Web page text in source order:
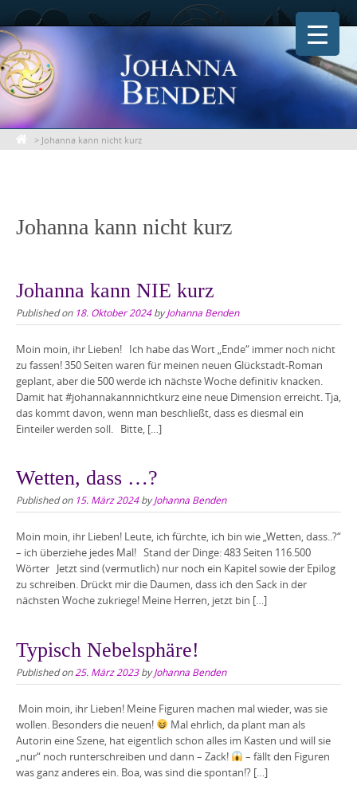
Skip
to
content
> Johanna kann nicht kurz
Johanna kann nicht kurz
Johanna kann NIE kurz
Published on 18. Oktober 2024byJohanna Benden
Moin moin, ihr Lieben! Ich habe das Wort „Ende“ immer noch nicht
zu fassen! 350 Seiten waren für meinen neuen Glückstadt-Roman
geplant, aber die 500 werde ich nächste Woche definitiv knacken.
Damit hat #johannakannnichtkurz eine neue Dimension erreicht. Tja,
das kommt davon, wenn man beschließt, dass es diesmal ein
Einteiler werden soll. Bitte, […]
Wetten, dass …?
Published on 15. März 2024byJohanna Benden
Moin moin, ihr Lieben! Leute, ich fürchte, ich bin wie „Wetten, dass..?“
– ich überziehe jedes Mal! Stand der Dinge: 483 Seiten 116.500
Wörter Jetzt sind (vermutlich) nur noch ein Kapitel sowie der Epilog
zu schreiben. Drückt mir die Daumen, dass ich den Sack in der
nächsten Woche zukriege! Meine Herren, jetzt bin […]
Typisch Nebelsphäre!
Published on25. März 2023byJohanna Benden
Moin moin, ihr Lieben! Meine Figuren machen mal wieder, was sie
wollen. Besonders die neuen!
Mal ehrlich, da plant man als
Autorin eine Szene, hat eigentlich schon alles im Kasten und will sie
„nur“ noch runterschreiben und dann – Zack!
– fällt den Figuren
was ganz anderes ein. Boa, was sind die spontan!? […]